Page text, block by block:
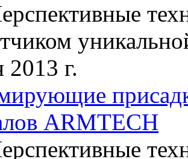
2013 г.
ARMTECH